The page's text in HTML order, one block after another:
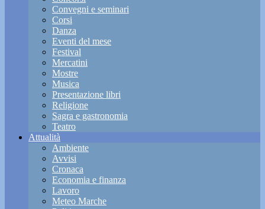
Convegni e seminari
Corsi
Danza
Eventi del mese
Festival
Mercatini
Mostre
Musica
Presentazione libri
Religione
Sagra e gastronomia
Teatro
Attualità
Ambiente
Avvisi
Cronaca
Economia e finanza
Lavoro
Meteo Marche